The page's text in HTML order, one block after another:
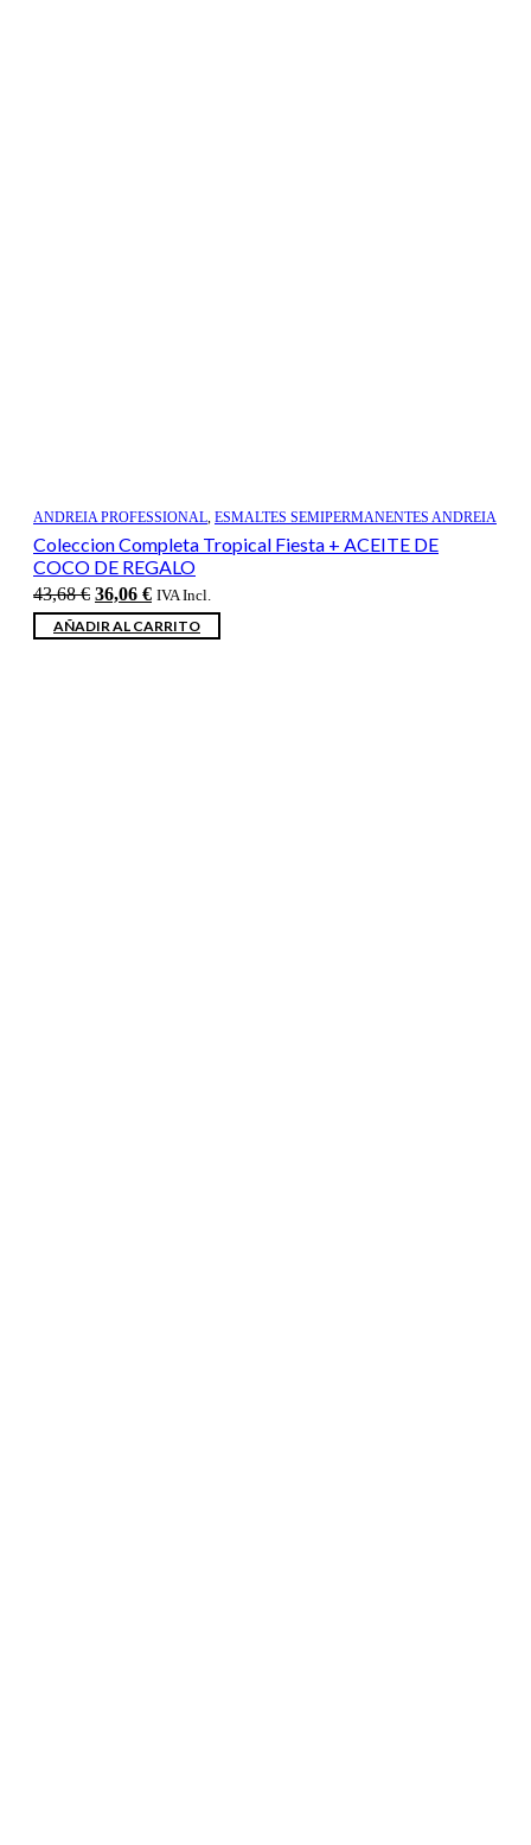
ANDREIA PROFESSIONAL, ESMALTES SEMIPERMANENTES ANDREIA
Coleccion Completa Tropical Fiesta + ACEITE DE
COCO DE REGALO
43,68€ El
precio
original
36,06 €El
precio
actual
IVA Incl.
AÑADIR AL CARRITO